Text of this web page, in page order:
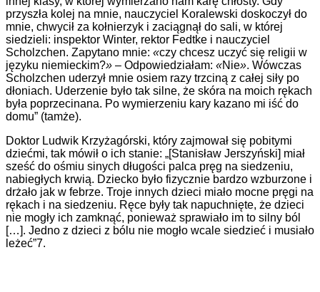
przyszła kolej na mnie, nauczyciel Koralewski doskoczył do
mnie, chwycił za kołnierzyk i zaciągnął do sali, w której
siedzieli: inspektor Winter, rektor Fedtke i nauczyciel
Scholzchen. Zapytano mnie: «czy chcesz uczyć się religii w
języku niemieckim?» – Odpowiedziałam: «Nie». Wówczas
Scholzchen uderzył mnie osiem razy trzciną z całej siły po
dłoniach. Uderzenie było tak silne, że skóra na moich rękach
była poprzecinana. Po wymierzeniu kary kazano mi iść do
domu” (tamże).
Doktor Ludwik Krzyżagórski, który zajmował się pobitymi
dziećmi, tak mówił o ich stanie: „[Stanisław Jerszyński] miał
sześć do ośmiu sinych długości palca pręg na siedzeniu,
nabiegłych krwią. Dziecko było fizycznie bardzo wzburzone i
drżało jak w febrze. Troje innych dzieci miało mocne pręgi na
rękach i na siedzeniu. Ręce były tak napuchnięte, że dzieci
nie mogły ich zamknąć, ponieważ sprawiało im to silny ból
[…]. Jedno z dzieci z bólu nie mogło wcale siedzieć i musiało
leżeć”7.